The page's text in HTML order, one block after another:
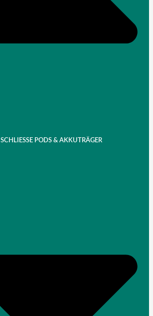
SCHLIESSE PODS & AKKUTRÄGER